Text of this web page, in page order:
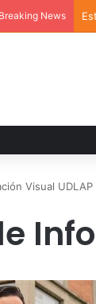
Breaking News
Visual UDLAP